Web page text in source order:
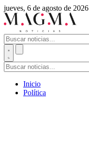
jueves, 6 de agosto de 2026
Inicio
Política